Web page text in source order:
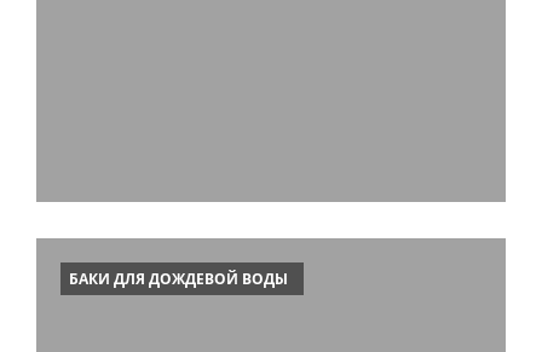
БАКИ ДЛЯ ДОЖДЕВОЙ ВОДЫ